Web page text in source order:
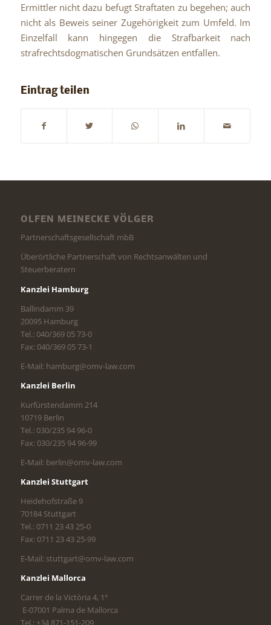
Ermittler nicht dazu befugt Straftaten zu begehen; auch
nicht als Beweis seiner Zugehörigkeit zum Umfeld. Im
Einzelfall kann hingegen die Strafbarkeit nach
strafrechtsdogmatischen Grundsätzen entfallen.
Eintrag teilen
OLFEN MEINECKE VÖLGER
Partnerschaftsgesellschaft mbB
Überörtliche Partnerschaft von Rechtsanwälten und
Steuerberatern
Kanzlei Hamburg
Ballindamm 39
20095 Hamburg
Tel.: 040/369 05 73-0
Fax: 040/369 05 73-1
E-Mail: hamburg@omv-law.com
Kanzlei Berlin
Kurfürstendamm 214
10719 Berlin
Tel.: 030/235 94 96-0
Fax: 030/235 94 96-99
E-Mail: berlin@omv-law.com
Kanzlei Stuttgart
Heidehofstraße 9
70184 Stuttgart
Tel.: 0711 23 43 25-0
Fax: 0711 23 43 25-99
E-Mail: stuttgart@omv-law.com
Kanzlei Mallorca
Carrer de la Victòria 4, 1°
E-07001 Palma de Mallorca
Tel.: +34 871-151-209